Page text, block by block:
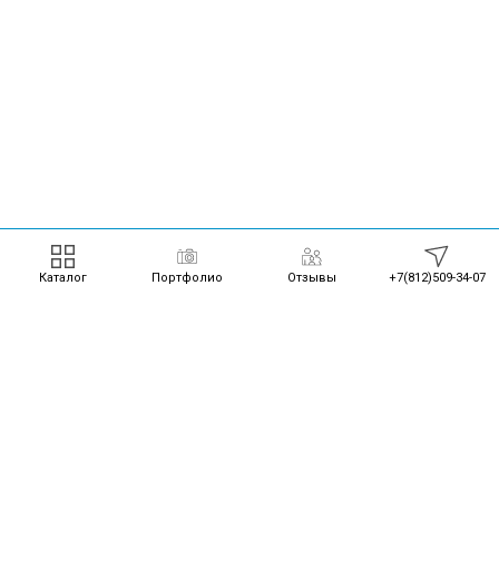
Каталог Портфолио Отзывы +7(812)509-34-07